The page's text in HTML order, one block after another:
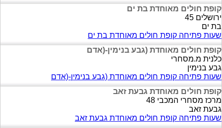
קופת חולים מאוחדת בת ים
ירושלים 45
בת ים
שעות פתיחה קופת חולים מאוחדת בת ים
קופת חולים מאוחדת (גבע בנימין-(אדם
כלנית מ.מסחרי
גבע בנימין
שעות פתיחה קופת חולים מאוחדת (גבע בנימין-(אדם
קופת חולים מאוחדת גבעת זאב
מרכז מסחרי המכבי 48
גבעת זאב
שעות פתיחה קופת חולים מאוחדת גבעת זאב